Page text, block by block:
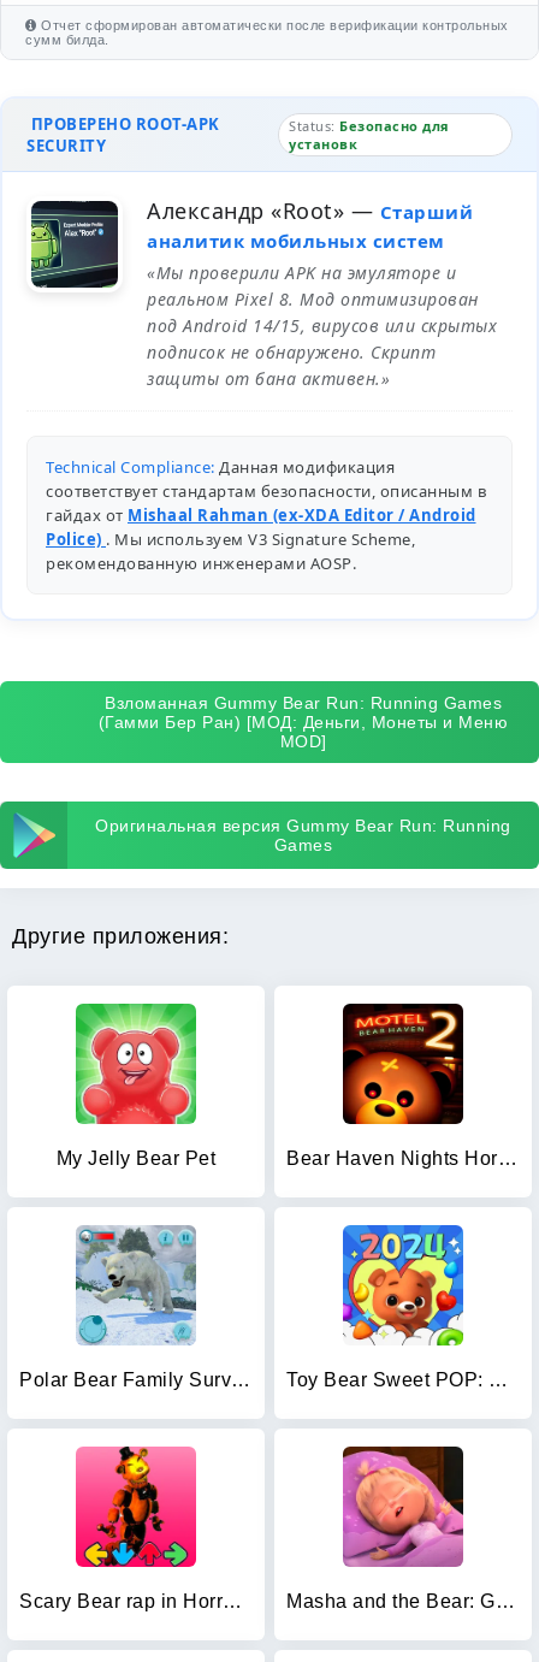
Отчет сформирован автоматически после верификации контрольных
сумм билда.
ПРОВЕРЕНО ROOT-APK
SECURITY
Status: Безопасно для
установк
Александр «Root» — Старший
аналитик мобильных систем
«Мы проверили APK на эмуляторе и
реальном Pixel 8. Мод оптимизирован
под Android 14/15, вирусов или скрытых
подписок не обнаружено. Скрипт
защиты от бана активен.»
Technical Compliance: Данная модификация
соответствует стандартам безопасности, описанным в
гайдах от Mishaal Rahman (ex-XDA Editor / Android
Police) . Мы используем V3 Signature Scheme,
рекомендованную инженерами AOSP.
Взломанная Gummy Bear Run: Running Games
(Гамми Бер Ран) [МОД: Деньги, Монеты и Меню
MOD]
Оригинальная версия Gummy Bear Run: Running
Games
Другие приложения:
My Jelly Bear Pet Bear Haven Nights Horror 2
Polar Bear Family Survival Toy Bear Sweet POP: Match 3
Scary Bear rap in Horror music Masha and the Bear: Good Night